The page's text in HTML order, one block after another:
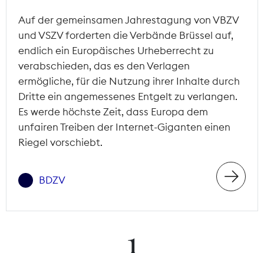
Auf der gemeinsamen Jahrestagung von VBZV
und VSZV forderten die Verbände Brüssel auf,
endlich ein Europäisches Urheberrecht zu
verabschieden, das es den Verlagen
ermögliche, für die Nutzung ihrer Inhalte durch
Dritte ein angemessenes Entgelt zu verlangen.
Es werde höchste Zeit, dass Europa dem
unfairen Treiben der Internet-Giganten einen
Riegel vorschiebt.
BDZV
1